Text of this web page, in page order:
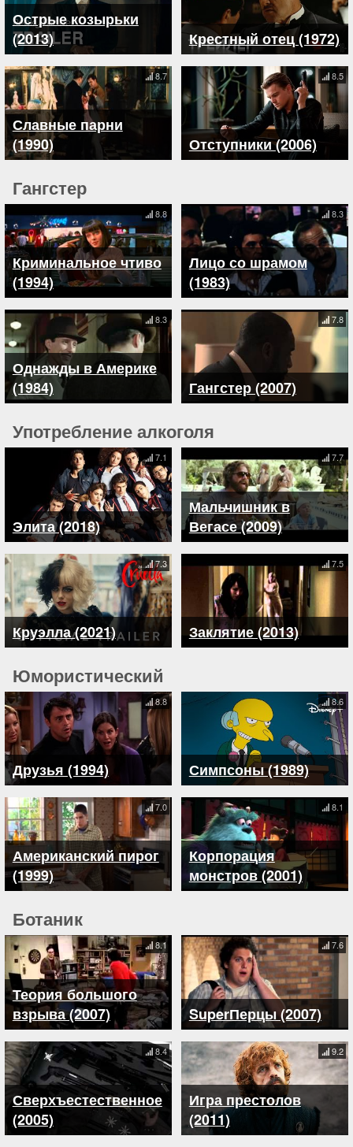
Острые козырьки
(2013)
Крестный отец (1972)
Славные парни
(1990)
8.7
Отступники (2006)
8.5
Гангстер
Криминальное чтиво
(1994)
8.8
Лицо со шрамом
(1983)
8.3
Однажды в Америке
(1984)
8.3
Гангстер (2007)
7.8
Употребление алкоголя
Элита (2018)
7.1
Мальчишник в
Вегасе (2009)
7.7
Круэлла (2021)
7.3
Заклятие (2013)
7.5
Юмористический
Друзья (1994)
8.8
Симпсоны (1989)
8.6
Американский пирог
(1999)
7.0
Корпорация
монстров (2001)
8.1
Ботаник
Теория большого
взрыва (2007)
8.1
SuperПерцы (2007)
7.6
Сверхъестественное
(2005)
8.4
Игра престолов
(2011)
9.2